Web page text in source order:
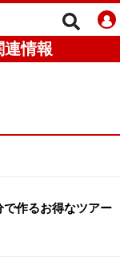
情報
作るお得なツアー